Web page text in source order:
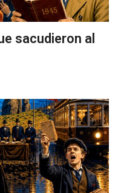
sacudieron al